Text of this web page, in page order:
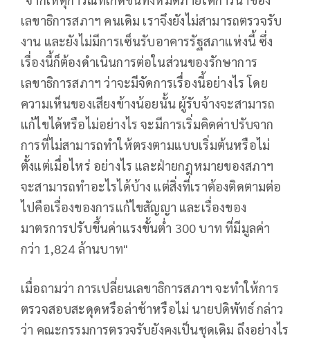
เลขาธิการสภาฯ คนเดิม เราจึงยังไม่สามารถตรวจรับ
งาน และยังไม่มีการเซ็นรับอาคารรัฐสภาแห่งนี้ ซึ่ง
เรื่องนี้ก็ต้องดำเนินการต่อในส่วนของรักษาการ
เลขาธิการสภาฯ ว่าจะมีจัดการเรื่องนี้อย่างไร โดย
ความเห็นของเสียงข้างน้อยนั้น ผู้รับจ้างจะสามารถ
แก้ไขได้หรือไม่อย่างไร จะมีการเริ่มคิดค่าปรับจาก
การที่ไม่สามารถทำให้ตรงตามแบบเริ่มต้นหรือไม่
ตั้งแต่เมื่อไหร่ อย่างไร และฝ่ายกฎหมายของสภาฯ
จะสามารถทำอะไรได้บ้าง แต่สิ่งที่เราต้องติดตามต่อ
ไปคือเรื่องของการแก้ไขสัญญา และเรื่องของ
มาตรการปรับขึ้นค่าแรงขั้นต่ำ 300 บาท ที่มีมูลค่า
กว่า 1,824 ล้านบาท"
เมื่อถามว่า การเปลี่ยนเลขาธิการสภาฯ จะทำให้การ
ตรวจสอบสะดุดหรือล่าช้าหรือไม่ นายปดิพัทธ์ กล่าว
ว่า คณะกรรมการตรวจรับยังคงเป็นชุดเดิม ถึงอย่างไร